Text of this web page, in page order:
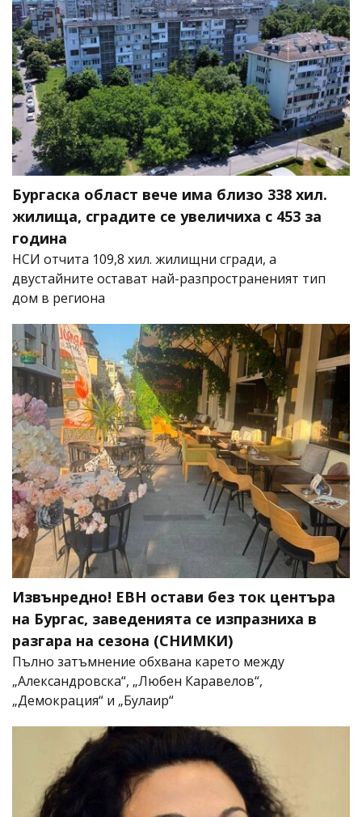
Бургаска област вече има близо 338 хил.
жилища, сградите се увеличиха с 453 за
година
НСИ отчита 109,8 хил. жилищни сгради, а
двустайните остават най-разпространеният тип
дом в региона
Извънредно! ЕВН остави без ток центъра
на Бургас, заведенията се изпразниха в
разгара на сезона (СНИМКИ)
Пълно затъмнение обхвана карето между
„Александровска“, „Любен Каравелов“,
„Демокрация“ и „Булаир“